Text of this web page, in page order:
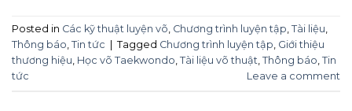
Posted in Các kỹ thuật luyện võ, Chương trình luyện tập, Tài liệu,
Thông báo, Tin tức Tagged Chương trình luyện tập, Giới thiệu
thương hiệu, Học võ Taekwondo, Tài liệu võ thuật, Thông báo, Tin
tức
Leave a comment